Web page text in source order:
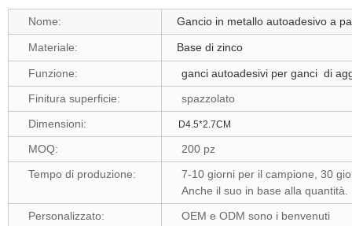
Nome: Gancio in metallo autoadesivo a
Materiale: Base di zinco
Funzione: ganci autoadesivi per ganci di
Finitura superficie:
spazzolato
Dimensioni:
D4.5*2.7CM
MOQ:
200 pz
Tempo di produzione:
7-10 giorni per il campione, 30
Anche il suo in base alla
Personalizzato:
OEM e ODM sono i benvenuti